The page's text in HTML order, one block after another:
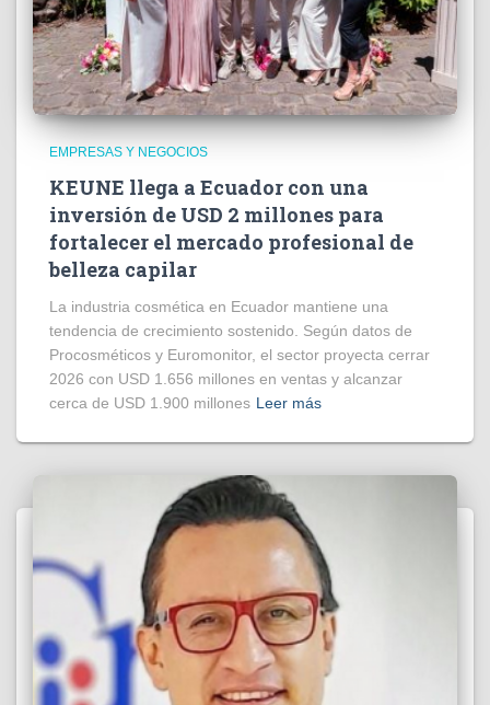
EMPRESAS Y NEGOCIOS
KEUNE llega a Ecuador con una
inversión de USD 2 millones para
fortalecer el mercado profesional de
belleza capilar
La industria cosmética en Ecuador mantiene una
tendencia de crecimiento sostenido. Según datos de
Procosméticos y Euromonitor, el sector proyecta cerrar
2026 con USD 1.656 millones en ventas y alcanzar
cerca de USD 1.900 millones Leer más